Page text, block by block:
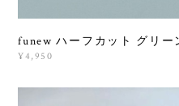
funew ハーフカット グリー
¥4,950